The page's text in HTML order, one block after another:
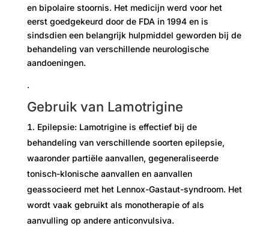
en bipolaire stoornis. Het medicijn werd voor het
eerst goedgekeurd door de FDA in 1994 en is
sindsdien een belangrijk hulpmiddel geworden bij de
behandeling van verschillende neurologische
aandoeningen.
.
Gebruik van Lamotrigine
Epilepsie: Lamotrigine is effectief bij de
behandeling van verschillende soorten epilepsie,
waaronder partiële aanvallen, gegeneraliseerde
tonisch-klonische aanvallen en aanvallen
geassocieerd met het Lennox-Gastaut-syndroom. Het
wordt vaak gebruikt als monotherapie of als
aanvulling op andere anticonvulsiva.